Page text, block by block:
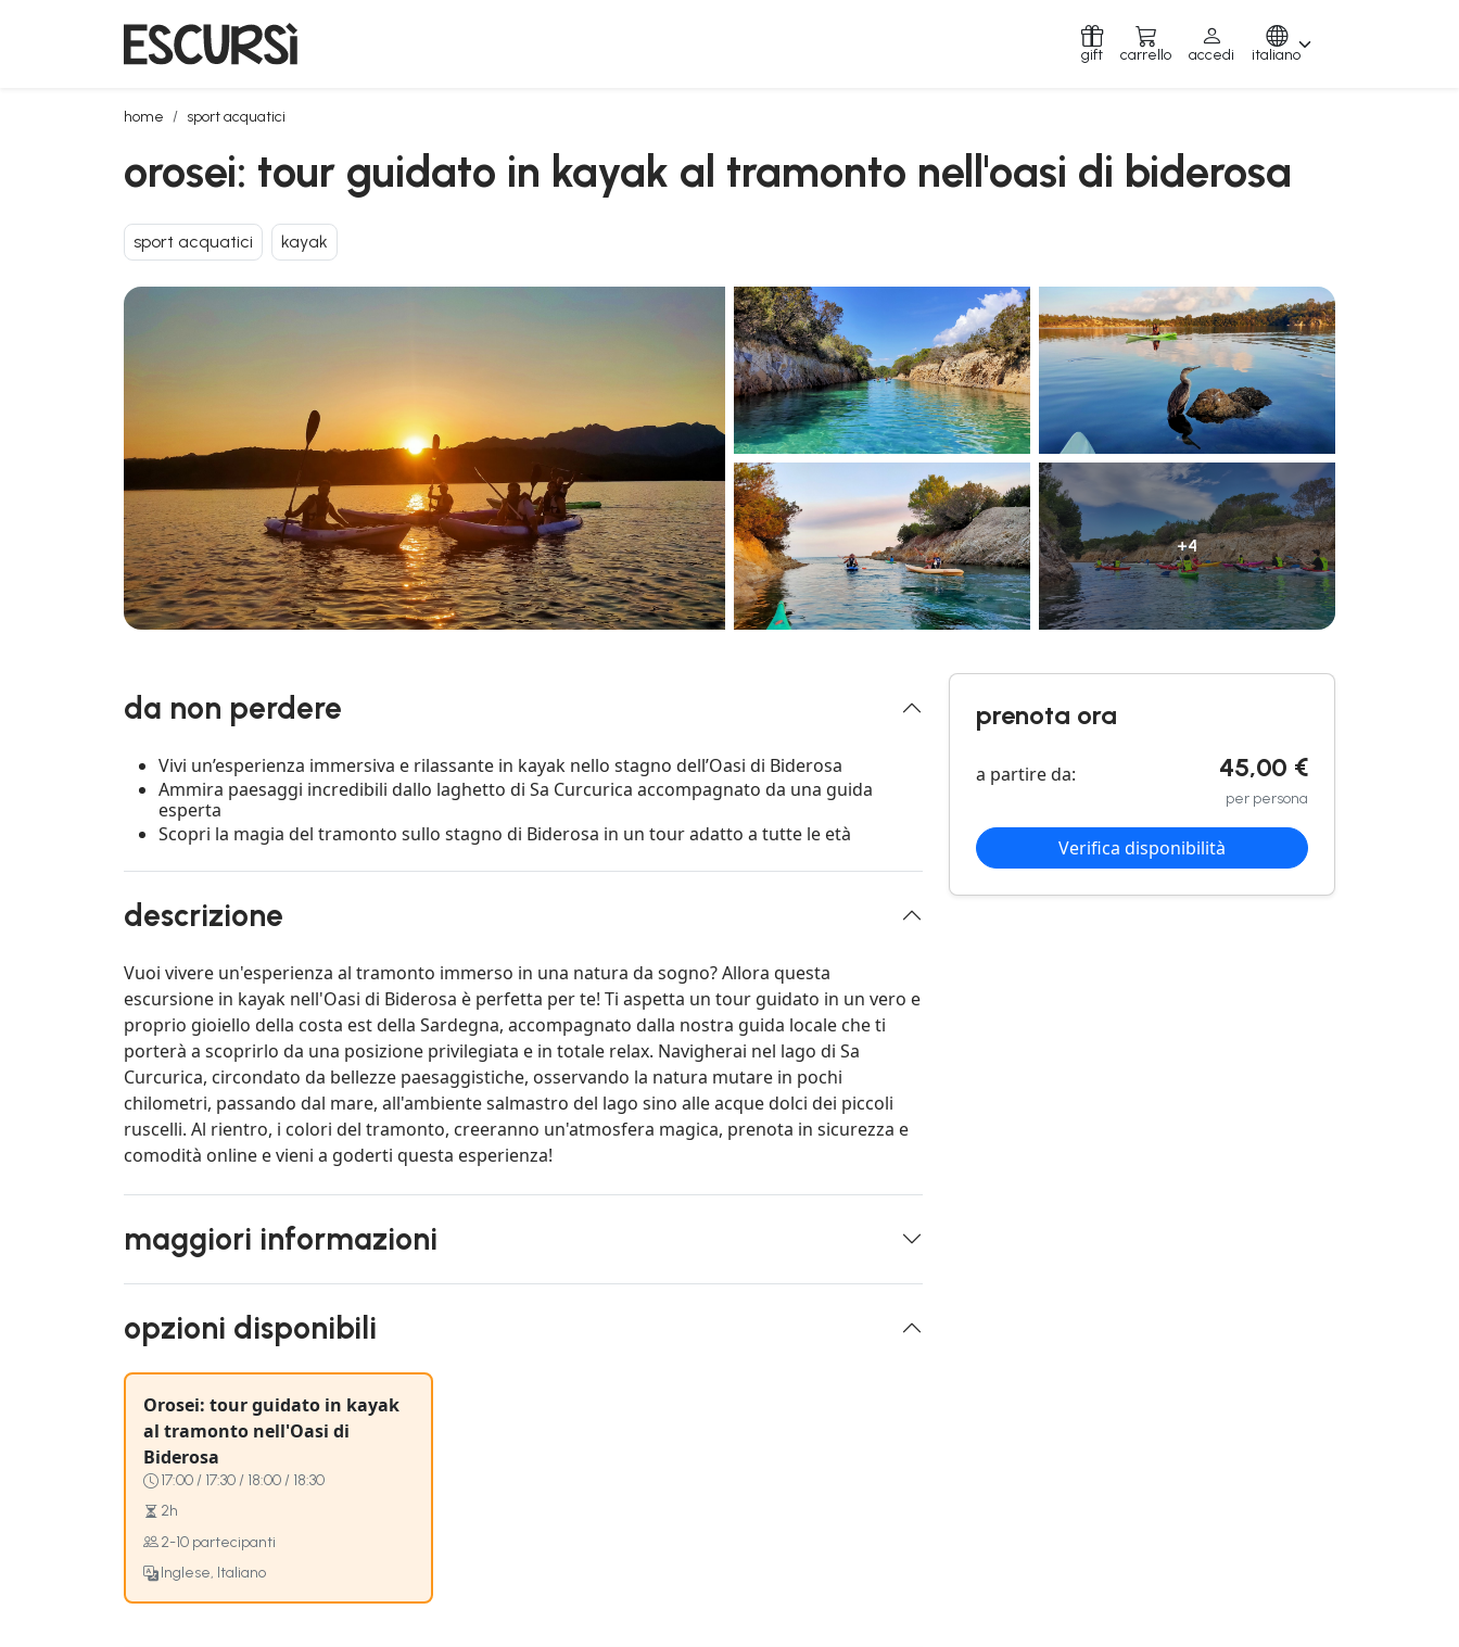
gift carrello accedi italiano
home sport acquatici
orosei: tour guidato in kayak al tramonto nell'oasi di biderosa
orosei: tour guidato in kayak al tramonto nell'oasi di biderosa
sport acquatici kayak
+4
da non perdere
Vivi un’esperienza immersiva e rilassante in kayak nello stagno dell’Oasi di Biderosa
Ammira paesaggi incredibili dallo laghetto di Sa Curcurica accompagnato da una guida
esperta
Scopri la magia del tramonto sullo stagno di Biderosa in un tour adatto a tutte le età
descrizione
Vuoi vivere un'esperienza al tramonto immerso in una natura da sogno? Allora questa
escursione in kayak nell'Oasi di Biderosa è perfetta per te! Ti aspetta un tour guidato in un vero e
proprio gioiello della costa est della Sardegna, accompagnato dalla nostra guida locale che ti
porterà a scoprirlo da una posizione privilegiata e in totale relax. Navigherai nel lago di Sa
Curcurica, circondato da bellezze paesaggistiche, osservando la natura mutare in pochi
chilometri, passando dal mare, all'ambiente salmastro del lago sino alle acque dolci dei piccoli
ruscelli. Al rientro, i colori del tramonto, creeranno un'atmosfera magica, prenota in sicurezza e
comodità online e vieni a goderti questa esperienza!
maggiori informazioni
opzioni disponibili
Orosei: tour guidato in kayak
al tramonto nell'Oasi di
Biderosa
17:00 / 17:30 / 18:00 / 18:30
2h
2-10 partecipanti
Inglese, Italiano
prenota ora
a partire da: 45,00 €
per persona
Verifica disponibilità